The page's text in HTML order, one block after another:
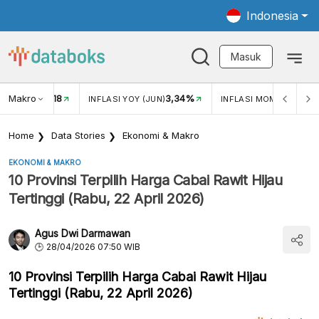
Indonesia
Masuk
Makro
USD/IDR 18 INFLASI YOY (JUN)3,34% INFLASI MOM (JUN)
Home Data Stories Ekonomi & Makro
EKONOMI & MAKRO
10 Provinsi Terpilih Harga Cabai Rawit Hijau
Tertinggi (Rabu, 22 April 2026)
Agus Dwi Darmawan
28/04/2026 07:50 WIB
10 Provinsi Terpilih Harga Cabai Rawit Hijau
Tertinggi (Rabu, 22 April 2026)